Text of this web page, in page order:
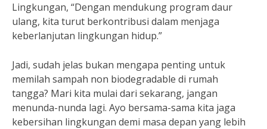
Lingkungan, “Dengan mendukung program daur
ulang, kita turut berkontribusi dalam menjaga
keberlanjutan lingkungan hidup.”
Jadi, sudah jelas bukan mengapa penting untuk
memilah sampah non biodegradable di rumah
tangga? Mari kita mulai dari sekarang, jangan
menunda-nunda lagi. Ayo bersama-sama kita jaga
kebersihan lingkungan demi masa depan yang lebih